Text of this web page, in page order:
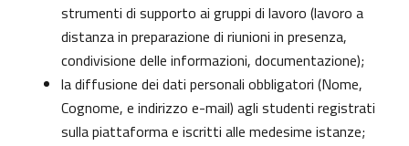
strumenti di supporto ai gruppi di lavoro (lavoro a
distanza in preparazione di riunioni in presenza,
condivisione delle informazioni, documentazione);
la diffusione dei dati personali obbligatori (Nome,
Cognome, e indirizzo e-mail) agli studenti registrati
sulla piattaforma e iscritti alle medesime istanze;